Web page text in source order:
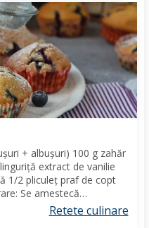
+ albușuri) 100 g zahăr
extract de vanilie
1/2 pliculeț praf de copt
Se amestecă
și vanilia. Se adaugă
Retete culinare